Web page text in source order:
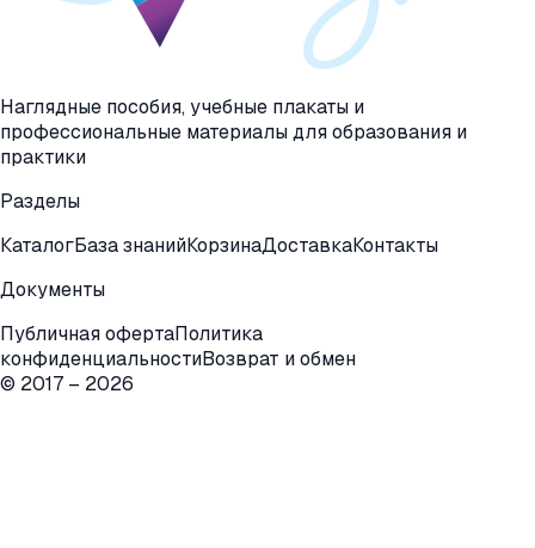
Наглядные пособия, учебные плакаты и
профессиональные материалы для образования и
практики
Разделы
КаталогБаза знанийКорзинаДоставкаКонтакты
Документы
Публичная офертаПолитика
конфиденциальностиВозврат и обмен
© 2017 – 2026